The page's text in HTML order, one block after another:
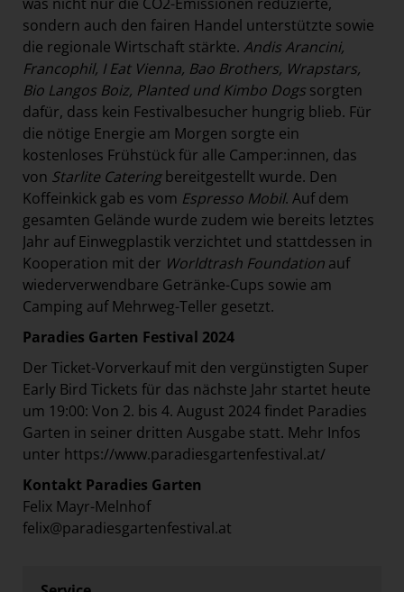
sondern auch den fairen Handel unterstützte sowie
die regionale Wirtschaft stärkte. Andis Arancini,
Francophil, I Eat Vienna, Bao Brothers, Wrapstars,
Bio Langos Boiz, Planted und Kimbo Dogs sorgten
dafür, dass kein Festivalbesucher hungrig blieb. Für
die nötige Energie am Morgen sorgte ein
kostenloses Frühstück für alle Camper:innen, das
von Starlite Cateringbereitgestellt wurde. Den
Koffeinkick gab es vom Espresso Mobil. Auf dem
gesamten Gelände wurde zudem wie bereits letztes
Jahr auf Einwegplastik verzichtet und stattdessen in
Kooperation mit der Worldtrash Foundation auf
wiederverwendbare Getränke-Cups sowie am
Camping auf Mehrweg-Teller gesetzt.
Paradies Garten Festival 2024
Der Ticket-Vorverkauf mit den vergünstigten Super
Early Bird Tickets für das nächste Jahr startet heute
um 19:00: Von 2. bis 4. August 2024 findet Paradies
Garten in seiner dritten Ausgabe statt. Mehr Infos
unter https://www.paradiesgartenfestival.at/
Kontakt Paradies Garten
Felix Mayr-Melnhof
felix@paradiesgartenfestival.at